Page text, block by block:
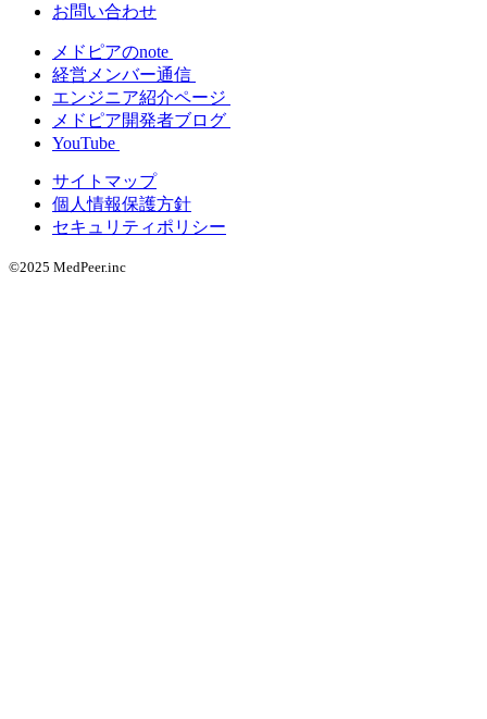
お問い合わせ
メドピアのnote
経営メンバー通信
エンジニア紹介ページ
メドピア開発者ブログ
YouTube
サイトマップ
個人情報保護方針
セキュリティポリシー
©2025 MedPeer.inc